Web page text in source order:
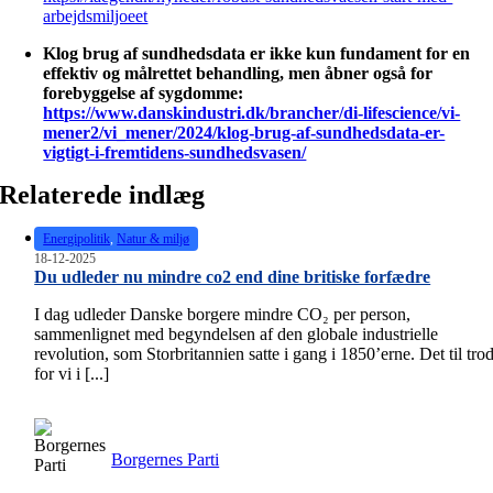
arbejdsmiljoeet
Klog brug af sundhedsdata er ikke kun fundament for en
effektiv og målrettet behandling, men åbner også for
forebyggelse af sygdomme:
https://www.danskindustri.dk/brancher/di-lifescience/vi-
mener2/vi_mener/2024/klog-brug-af-sundhedsdata-er-
vigtigt-i-fremtidens-sundhedsvasen/
Relaterede indlæg
Energipolitik ,Natur & miljø
18-12-2025
Du udleder nu mindre co2 end dine britiske forfædre
I dag udleder Danske borgere mindre CO₂ per person,
sammenlignet med begyndelsen af den globale industrielle
revolution, som Storbritannien satte i gang i 1850’erne. Det til
for vi i [...]
Borgernes Parti